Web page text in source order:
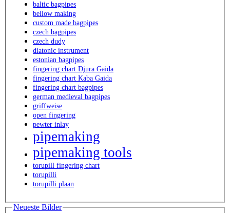
baltic bagpipes
bellow making
custom made bagpipes
czech bagpipes
czech dudy
diatonic instrument
estonian bagpipes
fingering chart Djura Gaida
fingering chart Kaba Gaida
fingering chart bagpipes
german medieval bagpipes
griffweise
open fingering
pewter inlay
pipemaking
pipemaking tools
torupill fingering chart
torupilli
torupilli plaan
Neueste Bilder